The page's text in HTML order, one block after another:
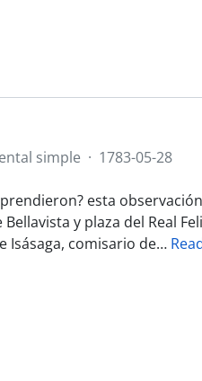
simple · 1783-05-28
esta
y plaza del Real
Isásaga, comisario de…